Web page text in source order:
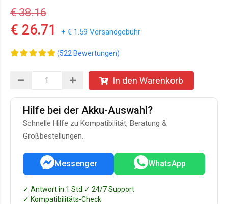
€ 38.16
€ 26.71 + € 1.59 Versandgebühr
(522 Bewertungen)
In den Warenkorb
Hilfe bei der Akku-Auswahl?
Schnelle Hilfe zu Kompatibilität, Beratung &
Großbestellungen.
Messenger WhatsApp
✓ Antwort in 1 Std. ✓ 24/7 Support
✓ Kompatibilitäts-Check